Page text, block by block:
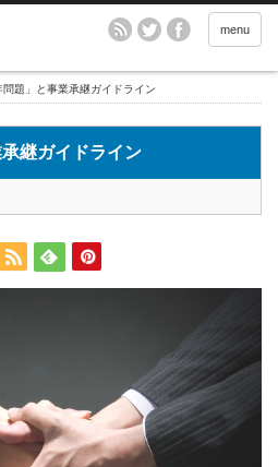
menu
問題」と事業承継ガイドライン
承継ガイドライン